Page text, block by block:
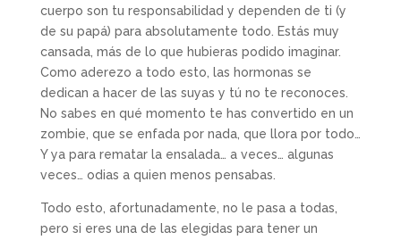
cuerpo son tu responsabilidad y dependen de ti (y
de su papá) para absolutamente todo. Estás muy
cansada, más de lo que hubieras podido imaginar.
Como aderezo a todo esto, las hormonas se
dedican a hacer de las suyas y tú no te reconoces.
No sabes en qué momento te has convertido en un
zombie, que se enfada por nada, que llora por todo…
Y ya para rematar la ensalada… a veces… algunas
veces… odias a quien menos pensabas.
Todo esto, afortunadamente, no le pasa a todas,
pero si eres una de las elegidas para tener un